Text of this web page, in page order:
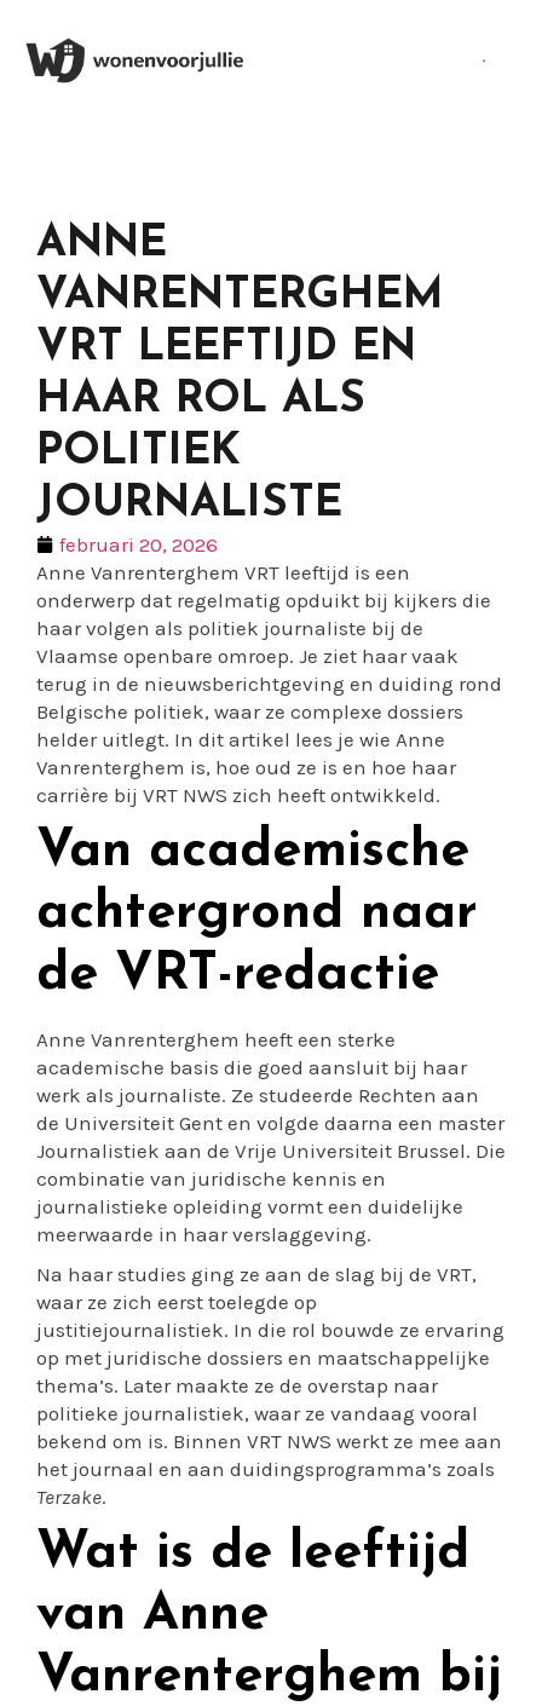
ANNE
VANRENTERGHEM
VRT LEEFTIJD EN
HAAR ROL ALS
POLITIEK
JOURNALISTE
februari 20, 2026
Anne Vanrenterghem VRT leeftijd is een
onderwerp dat regelmatig opduikt bij kijkers die
haar volgen als politiek journaliste bij de
Vlaamse openbare omroep. Je ziet haar vaak
terug in de nieuwsberichtgeving en duiding rond
Belgische politiek, waar ze complexe dossiers
helder uitlegt. In dit artikel lees je wie Anne
Vanrenterghem is, hoe oud ze is en hoe haar
carrière bij VRT NWS zich heeft ontwikkeld.
Van academische
achtergrond naar
de VRT-redactie
Anne Vanrenterghem heeft een sterke
academische basis die goed aansluit bij haar
werk als journaliste. Ze studeerde Rechten aan
de Universiteit Gent en volgde daarna een master
Journalistiek aan de Vrije Universiteit Brussel. Die
combinatie van juridische kennis en
journalistieke opleiding vormt een duidelijke
meerwaarde in haar verslaggeving.
Na haar studies ging ze aan de slag bij de VRT,
waar ze zich eerst toelegde op
justitiejournalistiek. In die rol bouwde ze ervaring
op met juridische dossiers en maatschappelijke
thema’s. Later maakte ze de overstap naar
politieke journalistiek, waar ze vandaag vooral
bekend om is. Binnen VRT NWS werkt ze mee aan
het journaal en aan duidingsprogramma’s zoals
Terzake.
Wat is de leeftijd
van Anne
Vanrenterghem bij